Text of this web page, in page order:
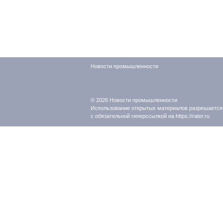
Новости промышленности
© 2026 Новости промышленности
Использование открытых материалов разрешается
с обязательной гиперссылкой на https://rater.ru